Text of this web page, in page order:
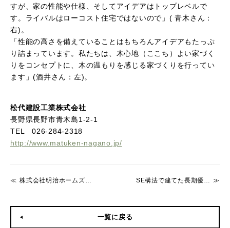
すが、家の性能や仕様、そしてアイデアはトップレベルで
す。ライバルはローコスト住宅ではないので」( 青木さん：
右)。
「性能の高さを備えていることはもちろんアイデアもたっぷ
り詰まっています。私たちは、木心地（ここち）よい家づく
りをコンセプトに、木の温もりを感じる家づくりを行ってい
ます」(酒井さん：左)。
松代建設工業株式会社
長野県長野市青木島1-2-1
TEL 026-284-2318
http://www.matuken-nagano.jp/
株式会社明治ホームズ SE構法は狭小地の3階建ての強力な武器です。 SE構法で建てた長期優良住宅にあらたな価値ができました。『家賃保証』のある家。
一覧に戻る